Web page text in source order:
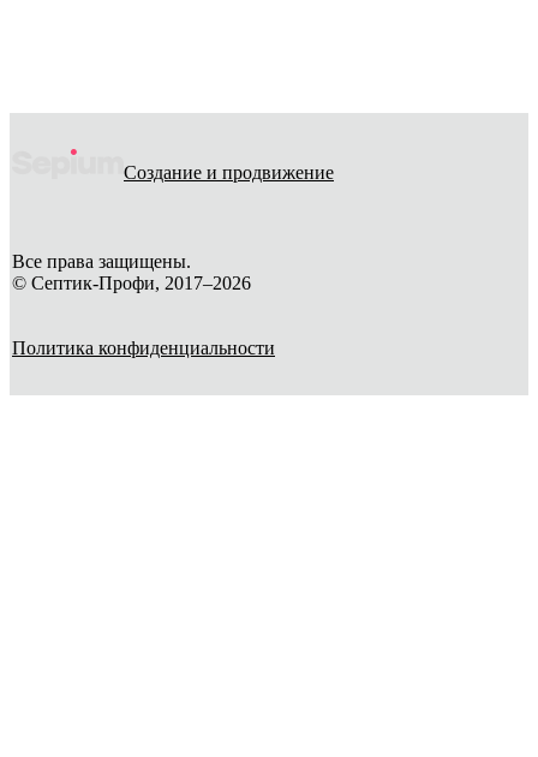
Все права защищены.
© Септик-Профи, 2017–2026
Политика конфиденциальности
Создание и продвижение